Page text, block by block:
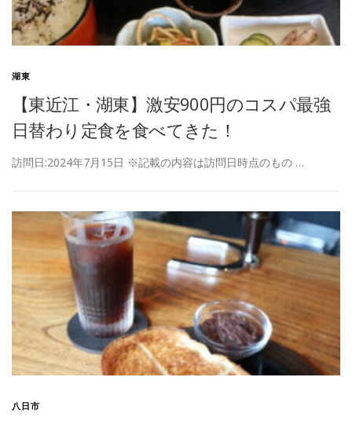
湖東
【東近江・湖東】激安900円のコスパ最強
日替わり定食を食べてきた！
訪問日:2024年7月15日 ※記載の内容は訪問日時点のもの …
八日市